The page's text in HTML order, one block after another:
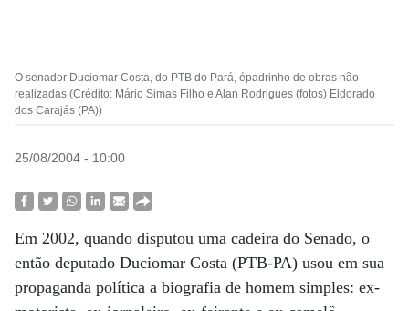
O senador Duciomar Costa, do PTB do Pará, épadrinho de obras não
realizadas (Crédito: Mário Simas Filho e Alan Rodrigues (fotos) Eldorado
dos Carajás (PA))
25/08/2004 - 10:00
Em 2002, quando disputou uma cadeira do Senado, o
então deputado Duciomar Costa (PTB-PA) usou em sua
propaganda política a biografia de homem simples: ex-